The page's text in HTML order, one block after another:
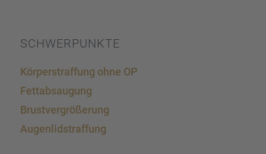
SCHWER­PUNKTE
Körper­straf­fung ohne OP
Fettab­sau­gung
Brust­ver­grö­ße­rung
Augen­lid­s­traf­fung